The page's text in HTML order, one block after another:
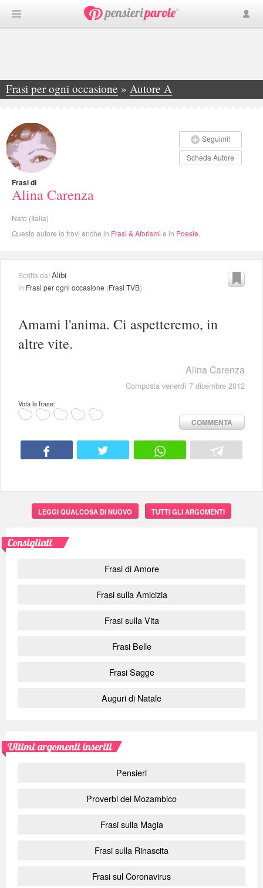
Frasi per ogni occasione » Autore A
»Alina Carenza
Seguimi!
Scheda Autore
Frasi di
Alina Carenza
Nato (Italia)
Questo autore lo trovi anche in Frasi & Aforismi e in Poesie
Scritta da:Alibi
in Frasi per ogni occasione (Frasi TVB)
Amami l'anima. Ci aspetteremo, in
altre vite.
Alina Carenza
Composta venerdì 7 dicembre 2012
Vota la frase:
COMMENTA
LEGGI QUALCOSA DI NUOVO TUTTI GLI ARGOMENTI
Consigliati
Frasi di Amore
Frasi sulla Amicizia
Frasi sulla Vita
Frasi Belle
Frasi Sagge
Auguri di Natale
Ultimi argomenti inseriti
Pensieri
Proverbi del Mozambico
Frasi sulla Magia
Frasi sulla Rinascita
Frasi sul Coronavirus